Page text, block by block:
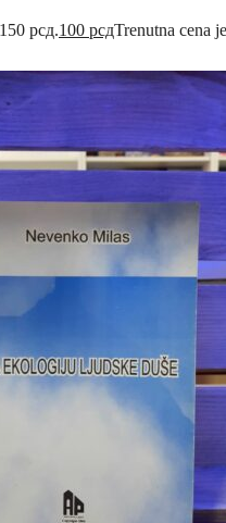
рсд.100 рсдTrenutna cena